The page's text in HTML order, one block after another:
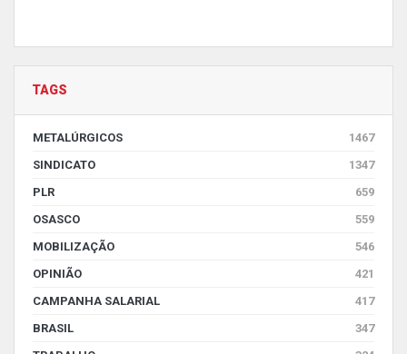
TAGS
METALÚRGICOS
1467
SINDICATO
1347
PLR
659
OSASCO
559
MOBILIZAÇÃO
546
OPINIÃO
421
CAMPANHA SALARIAL
417
BRASIL
347